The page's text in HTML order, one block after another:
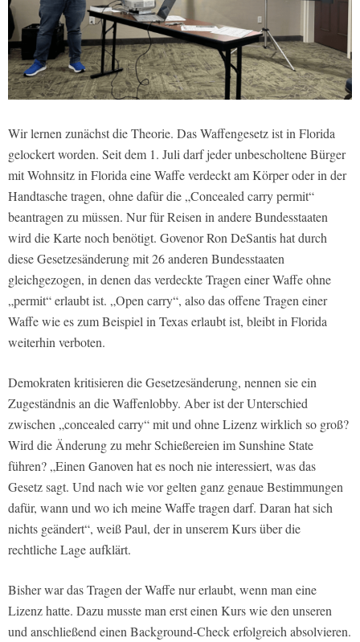
Wir lernen zunächst die Theorie. Das Waffengesetz ist in Florida
gelockert worden. Seit dem 1. Juli darf jeder unbescholtene Bürger
mit Wohnsitz in Florida eine Waffe verdeckt am Körper oder in der
Handtasche tragen, ohne dafür die „Concealed carry permit“
beantragen zu müssen. Nur für Reisen in andere Bundesstaaten
wird die Karte noch benötigt. Govenor Ron DeSantis hat durch
diese Gesetzesänderung mit 26 anderen Bundesstaaten
gleichgezogen, in denen das verdeckte Tragen einer Waffe ohne
„permit“ erlaubt ist. „Open carry“, also das offene Tragen einer
Waffe wie es zum Beispiel in Texas erlaubt ist, bleibt in Florida
weiterhin verboten.
Demokraten kritisieren die Gesetzesänderung, nennen sie ein
Zugeständnis an die Waffenlobby. Aber ist der Unterschied
zwischen „concealed carry“ mit und ohne Lizenz wirklich so groß?
Wird die Änderung zu mehr Schießereien im Sunshine State
führen? „Einen Ganoven hat es noch nie interessiert, was das
Gesetz sagt. Und nach wie vor gelten ganz genaue Bestimmungen
dafür, wann und wo ich meine Waffe tragen darf. Daran hat sich
nichts geändert“, weiß Paul, der in unserem Kurs über die
rechtliche Lage aufklärt.
Bisher war das Tragen der Waffe nur erlaubt, wenn man eine
Lizenz hatte. Dazu musste man erst einen Kurs wie den unseren
und anschließend einen Background-Check erfolgreich absolvieren.